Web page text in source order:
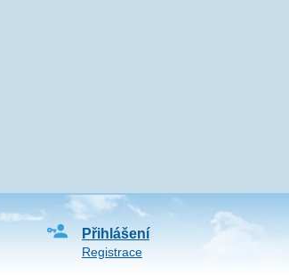
Přihlášení
Registrace